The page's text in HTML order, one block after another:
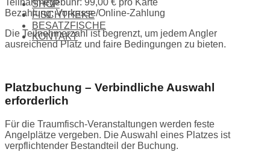
SHOP
FISCHTHEKE
BESATZFISCHE
KONTAKT
Bezahlung: Vorkasse/Online-Zahlung
Die Teilnehmerzahl ist begrenzt, um jedem Angler
ausreichend Platz und faire Bedingungen zu bieten.
Platzbuchung – Verbindliche Auswahl
erforderlich
Für die Traumfisch-Veranstaltungen werden feste
Angelplätze vergeben. Die Auswahl eines Platzes ist
verpflichtender Bestandteil der Buchung.